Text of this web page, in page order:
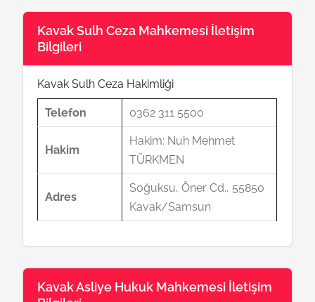
Kavak Sulh Ceza Mahkemesi İletişim
Bilgileri
Kavak Sulh Ceza Hakimliği
Telefon 0362 311 5500
Hakim
Hakim: Nuh Mehmet
TÜRKMEN
Adres
Soğuksu, Öner Cd., 55850
Kavak/Samsun
Kavak Asliye Hukuk Mahkemesi İletişim